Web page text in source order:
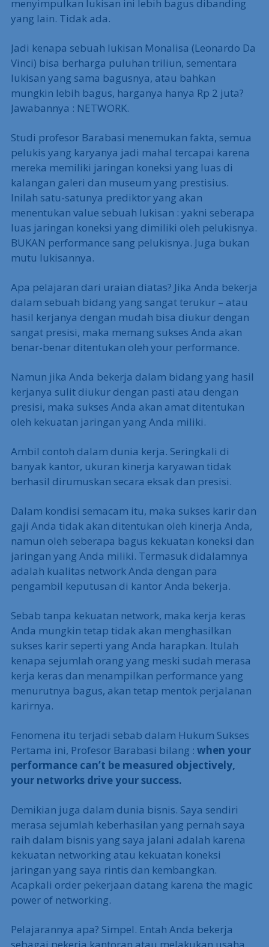
menyimpulkan lukisan ini lebih bagus dibanding
yang lain. Tidak ada.
Jadi kenapa sebuah lukisan Monalisa (Leonardo Da
Vinci) bisa berharga puluhan triliun, sementara
lukisan yang sama bagusnya, atau bahkan
mungkin lebih bagus, harganya hanya Rp 2 juta?
Jawabannya : NETWORK.
Studi profesor Barabasi menemukan fakta, semua
pelukis yang karyanya jadi mahal tercapai karena
mereka memiliki jaringan koneksi yang luas di
kalangan galeri dan museum yang prestisius.
Inilah satu-satunya prediktor yang akan
menentukan value sebuah lukisan : yakni seberapa
luas jaringan koneksi yang dimiliki oleh pelukisnya.
BUKAN performance sang pelukisnya. Juga bukan
mutu lukisannya.
Apa pelajaran dari uraian diatas? Jika Anda bekerja
dalam sebuah bidang yang sangat terukur – atau
hasil kerjanya dengan mudah bisa diukur dengan
sangat presisi, maka memang sukses Anda akan
benar-benar ditentukan oleh your performance.
Namun jika Anda bekerja dalam bidang yang hasil
kerjanya sulit diukur dengan pasti atau dengan
presisi, maka sukses Anda akan amat ditentukan
oleh kekuatan jaringan yang Anda miliki.
Ambil contoh dalam dunia kerja. Seringkali di
banyak kantor, ukuran kinerja karyawan tidak
berhasil dirumuskan secara eksak dan presisi.
Dalam kondisi semacam itu, maka sukses karir dan
gaji Anda tidak akan ditentukan oleh kinerja Anda,
namun oleh seberapa bagus kekuatan koneksi dan
jaringan yang Anda miliki. Termasuk didalamnya
adalah kualitas network Anda dengan para
pengambil keputusan di kantor Anda bekerja.
Sebab tanpa kekuatan network, maka kerja keras
Anda mungkin tetap tidak akan menghasilkan
sukses karir seperti yang Anda harapkan. Itulah
kenapa sejumlah orang yang meski sudah merasa
kerja keras dan menampilkan performance yang
menurutnya bagus, akan tetap mentok perjalanan
karirnya.
Fenomena itu terjadi sebab dalam Hukum Sukses
Pertama ini, Profesor Barabasi bilang : when your
performance can’t be measured objectively,
your networks drive your success.
Demikian juga dalam dunia bisnis. Saya sendiri
merasa sejumlah keberhasilan yang pernah saya
raih dalam bisnis yang saya jalani adalah karena
kekuatan networking atau kekuatan koneksi
jaringan yang saya rintis dan kembangkan.
Acapkali order pekerjaan datang karena the magic
power of networking.
Pelajarannya apa? Simpel. Entah Anda bekerja